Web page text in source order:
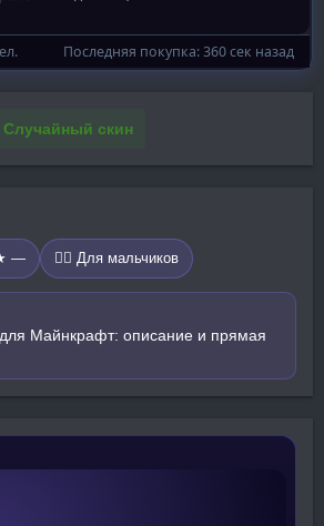
Случайный скин
— 🧍‍♂️ Для мальчиков
Майнкрафт: описание и прямая